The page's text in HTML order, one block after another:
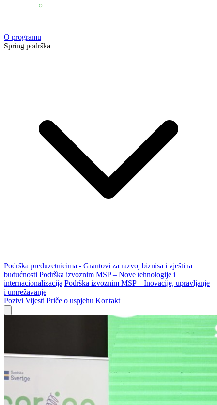
O programu
Spring podrška
Podrška preduzetnicima - Grantovi za razvoj biznisa i vještina
budućnosti Podrška izvoznim MSP – Nove tehnologije i
internacionalizacija Podrška izvoznim MSP – Inovacije, upravljanje
i umrežavanje
Pozivi Vijesti Priče o uspjehu Kontakt